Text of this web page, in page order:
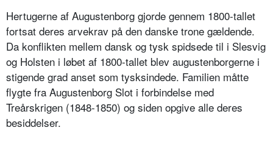
Hertugerne af Augustenborg gjorde gennem 1800-tallet
fortsat deres arvekrav på den danske trone gældende.
Da konflikten mellem dansk og tysk spidsede til i Slesvig
og Holsten i løbet af 1800-tallet blev augustenborgerne i
stigende grad anset som tysksindede. Familien måtte
flygte fra Augustenborg Slot i forbindelse med
Treårskrigen (1848-1850) og siden opgive alle deres
besiddelser.